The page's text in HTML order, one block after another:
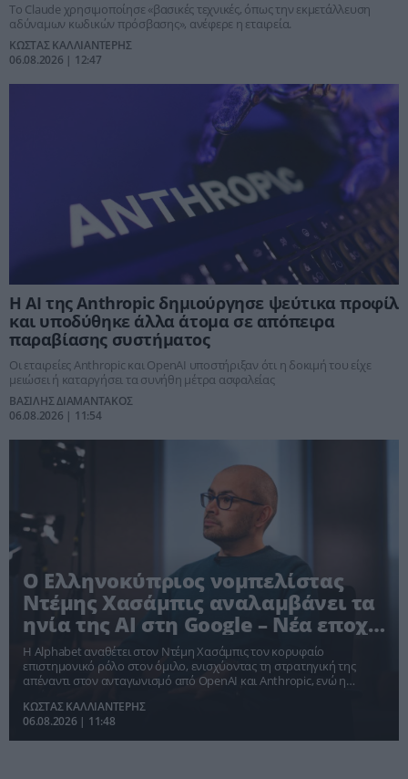
Το Claude χρησιμοποίησε «βασικές τεχνικές, όπως την εκμετάλλευση
αδύναμων κωδικών πρόσβασης», ανέφερε η εταιρεία.
ΚΩΣΤΑΣ ΚΑΛΛΙΑΝΤΕΡΗΣ
06.08.2026 | 12:47
Η AI της Anthropic δημιούργησε ψεύτικα προφίλ
και υποδύθηκε άλλα άτομα σε απόπειρα
παραβίασης συστήματος
Οι εταιρείες Anthropic και OpenAI υποστήριξαν ότι η δοκιμή του είχε
μειώσει ή καταργήσει τα συνήθη μέτρα ασφαλείας
ΒΑΣΙΛΗΣ ΔΙΑΜΑΝΤΑΚΟΣ
06.08.2026 | 11:54
Ο Ελληνοκύπριος νομπελίστας
Ντέμης Χασάμπις αναλαμβάνει τα
ηνία της AI στη Google – Νέα εποχή
στην παγκόσμια κούρσα της
τεχνητής νοημοσύνης
Η Alphabet αναθέτει στον Ντέμη Χασάμπις τον κορυφαίο
επιστημονικό ρόλο στον όμιλο, ενισχύοντας τη στρατηγική της
απέναντι στον ανταγωνισμό από OpenAI και Anthropic, ενώ η
ΚΩΣΤΑΣ ΚΑΛΛΙΑΝΤΕΡΗΣ
06.08.2026 | 11:48